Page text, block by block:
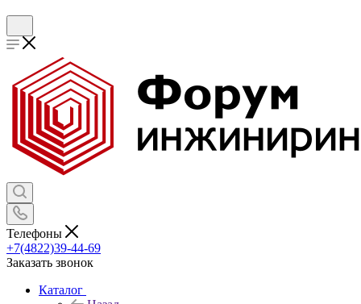
Телефоны
+7(4822)39-44-69
Заказать звонок
Каталог